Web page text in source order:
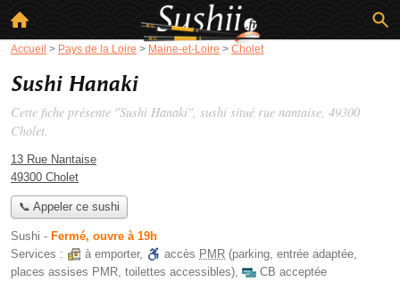
Accueil > Pays de la Loire > Maine-et-Loire > Cholet
Sushi Hanaki
Cette fiche présente "Sushi Hanaki", sushi situé rue nantaise, 49300
Cholet.
13 Rue Nantaise
49300 Cholet
📞 Appeler ce sushi
Sushi - Fermé, ouvre à 19h
Services :
à emporter, accès PMR (parking, entrée adaptée,
places assises PMR, toilettes accessibles), CB acceptée